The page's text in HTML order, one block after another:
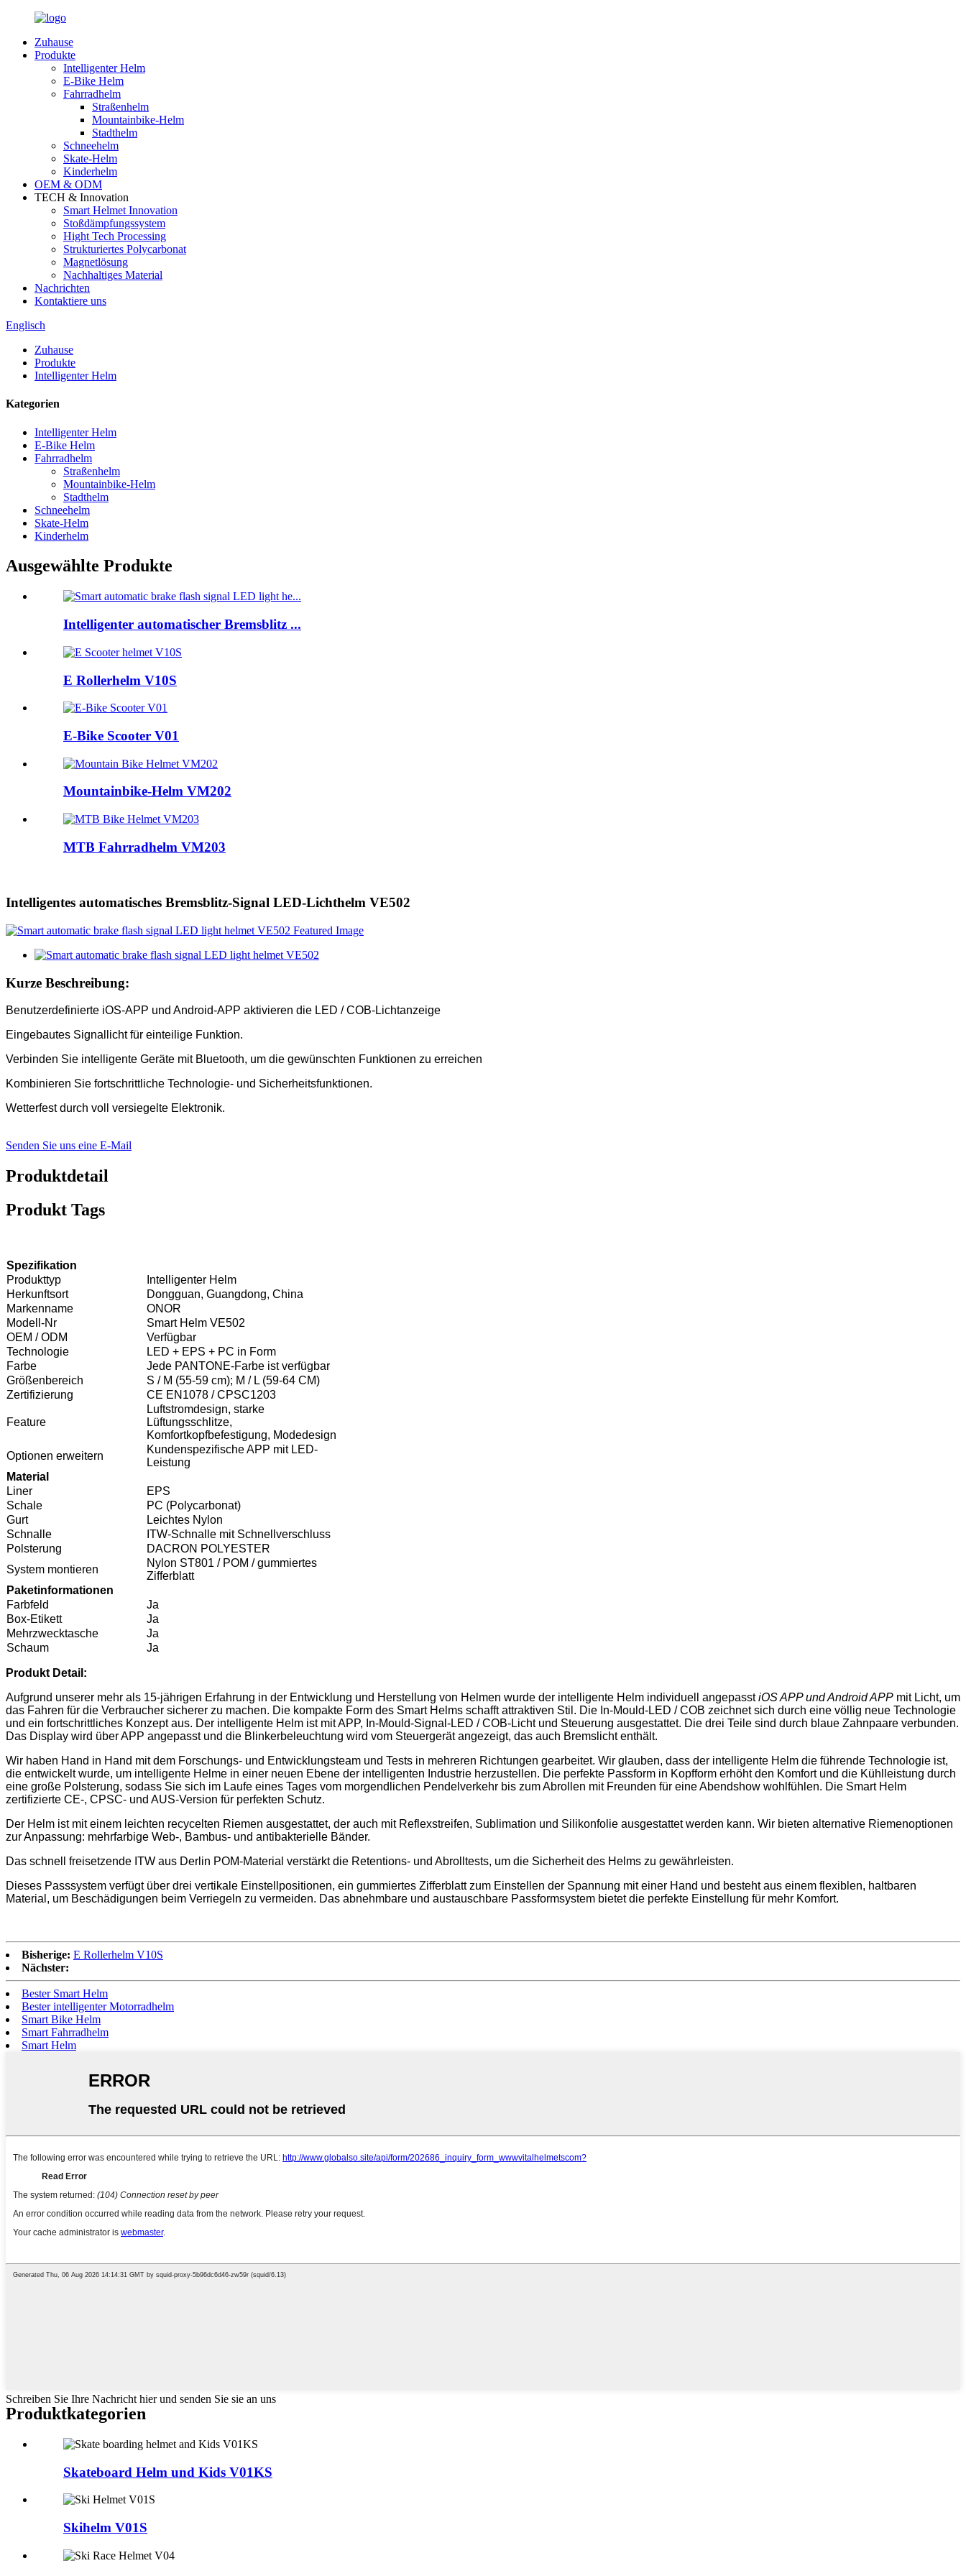
Zuhause
Produkte
Intelligenter Helm
E-Bike Helm
Fahrradhelm
Straßenhelm
Mountainbike-Helm
Stadthelm
Schneehelm
Skate-Helm
Kinderhelm
OEM & ODM
TECH & Innovation
Smart Helmet Innovation
Stoßdämpfungssystem
Hight Tech Processing
Strukturiertes Polycarbonat
Magnetlösung
Nachhaltiges Material
Nachrichten
Kontaktiere uns
Englisch
Zuhause
Produkte
Intelligenter Helm
Kategorien
Intelligenter Helm
E-Bike Helm
Fahrradhelm
Straßenhelm
Mountainbike-Helm
Stadthelm
Schneehelm
Skate-Helm
Kinderhelm
Ausgewählte Produkte
Intelligenter automatischer Bremsblitz ...
E Rollerhelm V10S
E-Bike Scooter V01
Mountainbike-Helm VM202
MTB Fahrradhelm VM203
Intelligentes automatisches Bremsblitz-Signal LED-Lichthelm VE502
Kurze Beschreibung:
Benutzerdefinierte iOS-APP und Android-APP aktivieren die LED / COB-Lichtanzeige
Eingebautes Signallicht für einteilige Funktion.
Verbinden Sie intelligente Geräte mit Bluetooth, um die gewünschten Funktionen zu erreichen
Kombinieren Sie fortschrittliche Technologie- und Sicherheitsfunktionen.
Wetterfest durch voll versiegelte Elektronik.
Senden Sie uns eine E-Mail
Produktdetail
Produkt Tags
Spezifikation
Produkttyp
Intelligenter Helm
Herkunftsort
Dongguan, Guangdong, China
Markenname
ONOR
Modell-Nr
Smart Helm VE502
OEM / ODM
Verfügbar
Technologie
LED + EPS + PC in Form
Farbe
Jede PANTONE-Farbe ist verfügbar
Größenbereich
S / M (55-59 cm); M / L (59-64 CM)
Zertifizierung
CE EN1078 / CPSC1203
Feature
Luftstromdesign, starke
Lüftungsschlitze,
Komfortkopfbefestigung, Modedesign
Optionen erweitern
Kundenspezifische APP mit LED-
Leistung
Material
Liner
EPS
Schale
PC (Polycarbonat)
Gurt
Leichtes Nylon
Schnalle
ITW-Schnalle mit Schnellverschluss
Polsterung
DACRON POLYESTER
System montieren
Nylon ST801 / POM / gummiertes
Zifferblatt
Paketinformationen
Farbfeld
Ja
Box-Etikett
Ja
Mehrzwecktasche
Ja
Schaum
Ja
Produkt Detail:
Aufgrund unserer mehr als 15-jährigen Erfahrung in der Entwicklung und Herstellung von Helmen wurde der intelligente Helm individuell angepasstiOS APP und Android APP mit Licht, um
das Fahren für die Verbraucher sicherer zu machen. Die kompakte Form des Smart Helms schafft attraktiven Stil. Die In-Mould-LED / COB zeichnet sich durch eine völlig neue Technologie
und ein fortschrittliches Konzept aus. Der intelligente Helm ist mit APP, In-Mould-Signal-LED / COB-Licht und Steuerung ausgestattet. Die drei Teile sind durch blaue Zahnpaare verbunden.
Das Display wird über APP angepasst und die Blinkerbeleuchtung wird vom Steuergerät angezeigt, das auch Bremslicht enthält.
Wir haben Hand in Hand mit dem Forschungs- und Entwicklungsteam und Tests in mehreren Richtungen gearbeitet. Wir glauben, dass der intelligente Helm die führende Technologie ist,
die entwickelt wurde, um intelligente Helme in einer neuen Ebene der intelligenten Industrie herzustellen. Die perfekte Passform in Kopfform erhöht den Komfort und die Kühlleistung durch
eine große Polsterung, sodass Sie sich im Laufe eines Tages vom morgendlichen Pendelverkehr bis zum Abrollen mit Freunden für eine Abendshow wohlfühlen. Die Smart Helm
zertifizierte CE-, CPSC- und AUS-Version für perfekten Schutz.
Der Helm ist mit einem leichten recycelten Riemen ausgestattet, der auch mit Reflexstreifen, Sublimation und Silikonfolie ausgestattet werden kann. Wir bieten alternative Riemenoptionen
zur Anpassung: mehrfarbige Web-, Bambus- und antibakterielle Bänder.
Das schnell freisetzende ITW aus Derlin POM-Material verstärkt die Retentions- und Abrolltests, um die Sicherheit des Helms zu gewährleisten.
Dieses Passsystem verfügt über drei vertikale Einstellpositionen, ein gummiertes Zifferblatt zum Einstellen der Spannung mit einer Hand und besteht aus einem flexiblen, haltbaren
Material, um Beschädigungen beim Verriegeln zu vermeiden. Das abnehmbare und austauschbare Passformsystem bietet die perfekte Einstellung für mehr Komfort.
Bisherige: E Rollerhelm V10S
Nächster:
Bester Smart Helm
Bester intelligenter Motorradhelm
Smart Bike Helm
Smart Fahrradhelm
Smart Helm
Schreiben Sie Ihre Nachricht hier und senden Sie sie an uns
Produktkategorien
Skateboard Helm und Kids V01KS
Skihelm V01S